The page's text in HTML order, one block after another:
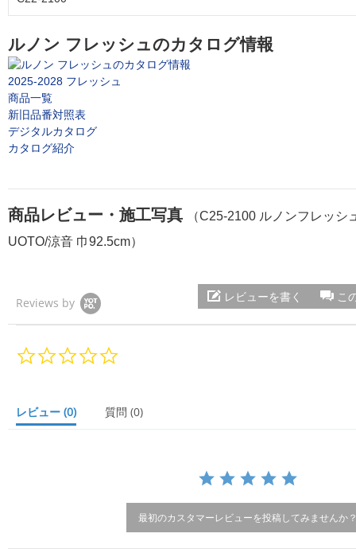
ルノン フレッシュのカタログ情報
2025-2028 フレッシュ
商品一覧
新旧品番対照表
デジタルカタログ
カタログ紹介
商品レビュー・施工写真
（C25-2100 ルノンフレッ
UOTO/涼音 巾92.5cm）
Reviews by こ
レビューを書く
a
r
レビュー (0) 質問 (0)
最初のカスタマーレビューを投稿してみませんか